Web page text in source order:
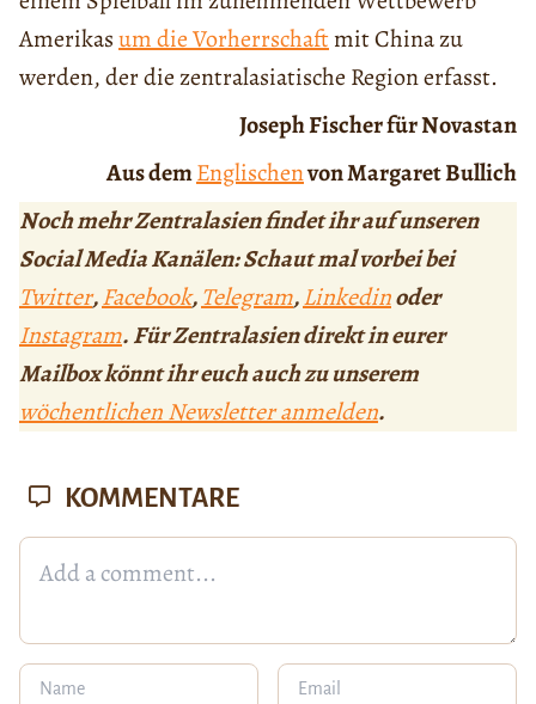
Amerikasum die Vorherrschaftmit China zu
werden, der die zentralasiatische Region erfasst.
Joseph Fischer für Novastan
Aus demEnglischenvon Margaret Bullich
Noch mehr Zentralasien findet ihr auf unseren
Social Media Kanälen: Schaut mal vorbei bei
Twitter,Facebook,Telegram,Linkedinoder
Instagram. Für Zentralasien direkt in eurer
Mailbox könnt ihr euch auch zu unserem
wöchentlichen Newsletter anmelden.
KOMMENTARE